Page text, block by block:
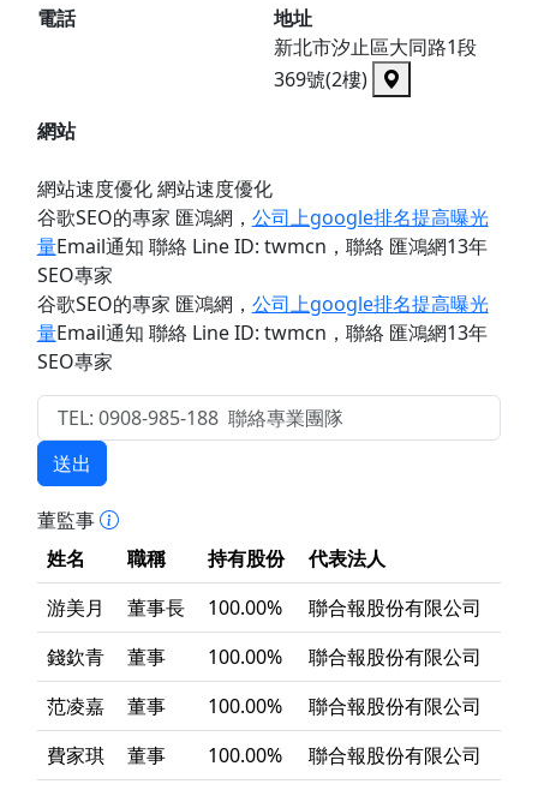
電話
地址
新北市汐止區大同路1段
369號(2樓)
網站
網站速度優化 網站速度優化
谷歌SEO的專家 匯鴻網 ， 公司上google排名提高曝光
量Email通知 聯絡 Line ID: twmcn ，聯絡 匯鴻網13年
SEO專家
谷歌SEO的專家 匯鴻網 ， 公司上google排名提高曝光
量Email通知 聯絡 Line ID: twmcn ，聯絡 匯鴻網13年
SEO專家
送出
董監事
姓名
職稱 持有股份
代表法人
游美月
董事長 100.00%
聯合報股份有限公司
錢欽青
董事 100.00%
聯合報股份有限公司
范凌嘉
董事 100.00%
聯合報股份有限公司
費家琪
董事 100.00%
聯合報股份有限公司